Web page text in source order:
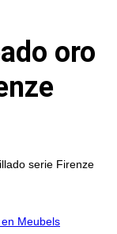
oro
serie Firenze
Meubels